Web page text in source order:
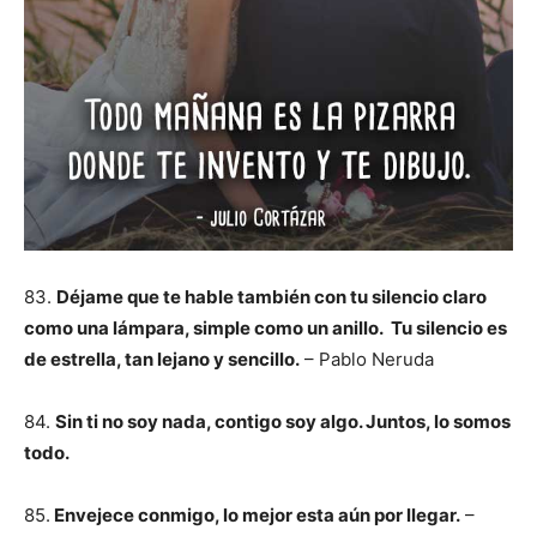
83. Déjame que te hable también con tu silencio claro
como una lámpara, simple como un anillo. Tu silencio es
de estrella, tan lejano y sencillo. – Pablo Neruda
84. Sin ti no soy nada, contigo soy algo. Juntos, lo somos
todo.
85. Envejece conmigo, lo mejor esta aún por llegar. –